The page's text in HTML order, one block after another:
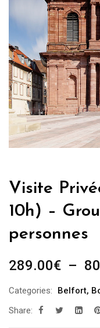
Visite
10h) –
personnes
289.00€ –
Categories: Belfort,
Share: